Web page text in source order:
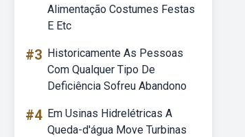
Alimentação Costumes Festas
E Etc
#3 Historicamente As Pessoas
Com Qualquer Tipo De
Deficiência Sofreu Abandono
#4 Em Usinas Hidrelétricas A
Queda-d'água Move Turbinas